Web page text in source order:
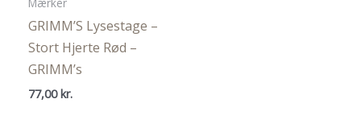
Mærker
GRIMM’S Lysestage –
Stort Hjerte Rød –
GRIMM’s
77,00 kr.